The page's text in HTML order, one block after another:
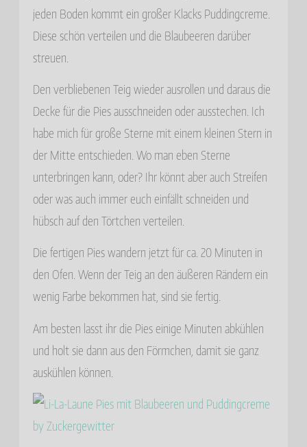
jeden Boden kommt ein großer Klacks Puddingcreme.
Diese schön verteilen und die Blaubeeren darüber
streuen.
Den verbliebenen Teig wieder ausrollen und daraus die
Decke für die Pies ausschneiden oder ausstechen. Ich
habe mich für große Sterne mit einem kleinen Stern in
der Mitte entschieden. Wo man eben Sterne
unterbringen kann, oder? Ihr könnt aber auch Streifen
oder was auch immer euch einfällt schneiden und
hübsch auf den Törtchen verteilen.
Die fertigen Pies wandern jetzt für ca. 20 Minuten in
den Ofen. Wenn der Teig an den äußeren Rändern ein
wenig Farbe bekommen hat, sind sie fertig.
Am besten lasst ihr die Pies einige Minuten abkühlen
und holt sie dann aus den Förmchen, damit sie ganz
auskühlen können.